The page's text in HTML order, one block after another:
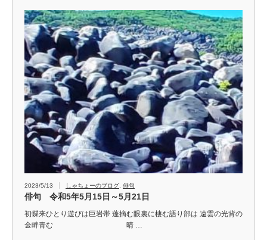
2023/5/13 しゃちょーのブログ 俳句
俳句 令和5年5月15日～5月21日
初蝶来ひとり遊びは巨岩帯 蓬摘む眼裏に棲む語り部は 遠雲の光背の
金畔青む 晴 …